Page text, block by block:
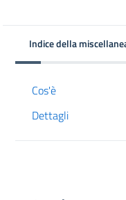
Indice della
Cos'è
Dettagli